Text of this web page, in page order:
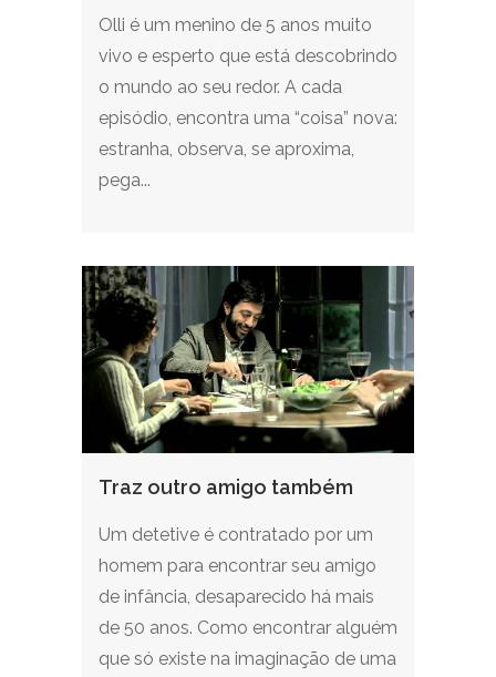
Olli é um menino de 5 anos muito
vivo e esperto que está descobrindo
o mundo ao seu redor. A cada
episódio, encontra uma “coisa” nova:
estranha, observa, se aproxima,
pega...
Traz outro amigo também
Um detetive é contratado por um
homem para encontrar seu amigo
de infância, desaparecido há mais
de 50 anos. Como encontrar alguém
que só existe na imaginação de uma